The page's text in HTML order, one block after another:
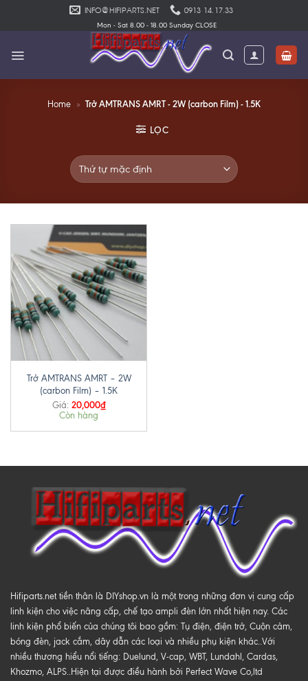
INFO@HIFIPARTS.NET 0913 14.17.33
Mon - Sat 8.00 - 18.00 Sunday CLOSE
Home » Trở AMTRANS AMRT - 2W (carbon Film) - 1.5K
LỌC
Trở AMTRANS AMRT – 2W
(carbon Film) – 1.5K
Giá: 20,000₫
Còn hàng
Hifiparts.net tiền thân là DIYshop.vn là một trong những đơn vị cung cấp
linh kiện cho việc nâng cấp, chế tạo ampli đèn lớn nhất hiện nay. Các
linh kiện phổ biến của chúng tôi bao gồm: Tụ điện, điện trở, Cuộn cảm,
bóng đèn, jack cắm, dây dẫn các loại và nhiều phụ kiện khác..Với
nhiều thương hiểu nổi tiếng: Duelund, V-cap, WBT, Lundahl, Cardas,
Khozmo, ALPS..Hiện tại được điều hành bởi Perfect Wave Co,ltd